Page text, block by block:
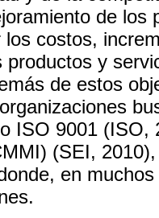
de los
los costos,
productos y
de estos
ISO 9001 (ISO,
(SEI,
en